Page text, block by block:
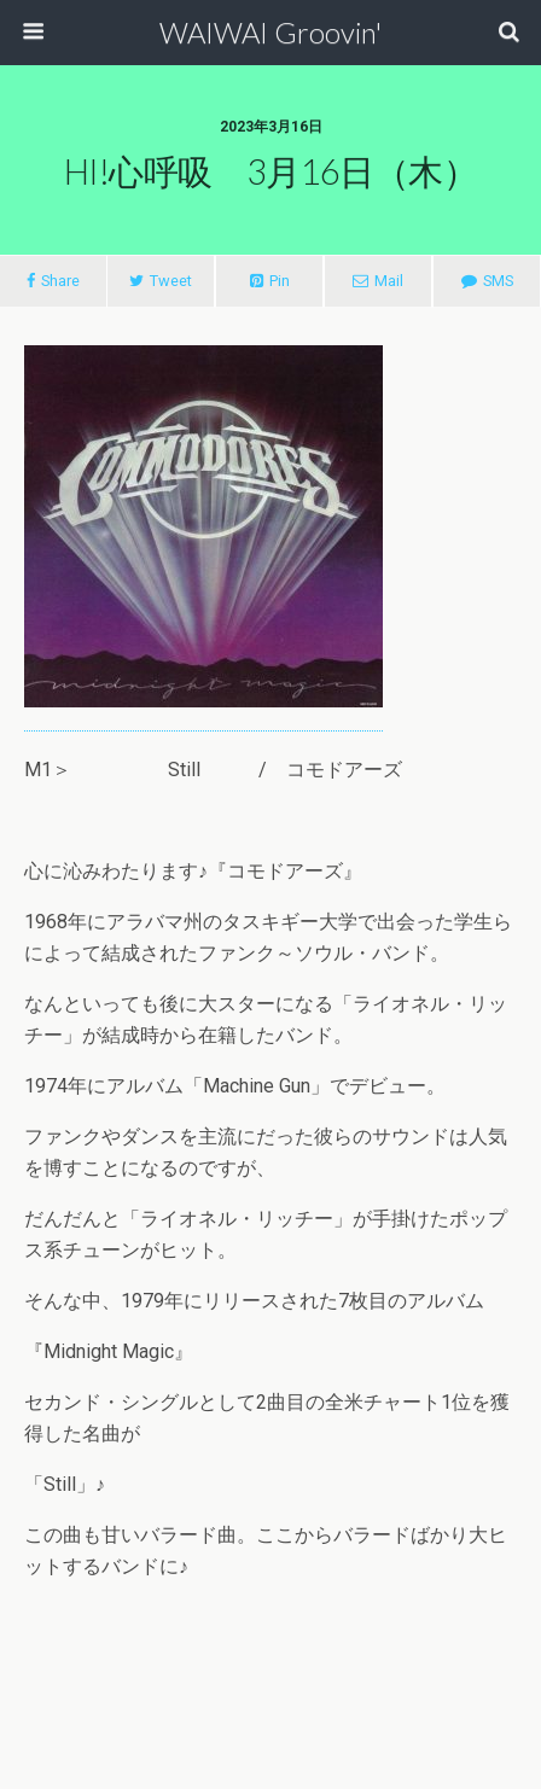
WAIWAI Groovin'
2023年3月16日
HI!心呼吸 3月16日（木）
Share Tweet Pin Mail SMS
M1＞ Still / コモドアーズ
心に沁みわたります♪『コモドアーズ』
1968年にアラバマ州のタスキギー大学で出会った学生ら
によって結成されたファンク～ソウル・バンド。
なんといっても後に大スターになる「ライオネル・リッ
チー」が結成時から在籍したバンド。
1974年にアルバム「Machine Gun」でデビュー。
ファンクやダンスを主流にだった彼らのサウンドは人気
を博すことになるのですが、
だんだんと「ライオネル・リッチー」が手掛けたポップ
ス系チューンがヒット。
そんな中、1979年にリリースされた7枚目のアルバム
『Midnight Magic』
セカンド・シングルとして2曲目の全米チャート1位を獲
得した名曲が
「Still」♪
この曲も甘いバラード曲。ここからバラードばかり大ヒ
ットするバンドに♪